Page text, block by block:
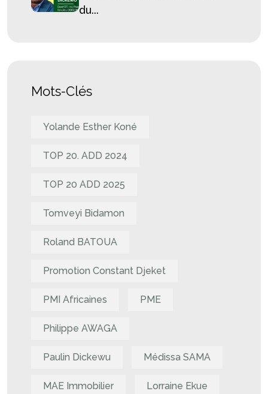
du...
Mots-Clés
Yolande Esther Koné
TOP 20. ADD 2024
TOP 20 ADD 2025
Tomveyi Bidamon
Roland BATOUA
Promotion Constant Djeket
PMI Africaines PME
Philippe AWAGA
Paulin Dickewu Médissa SAMA
MAE Immobilier Lorraine Ekue